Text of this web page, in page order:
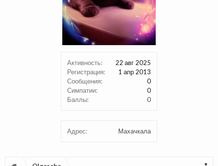
Активность:
22 авг 2025
Регистрация:
1 апр 2013
Сообщения:
0
Симпатии:
0
Баллы:
0
Адрес: Махачкала